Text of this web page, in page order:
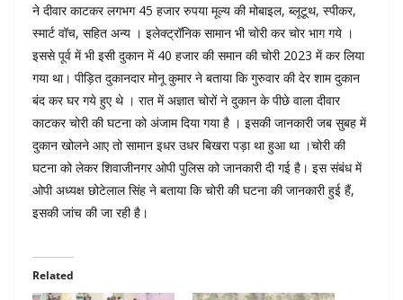
ने दीवार काटकर लगभग 45 हजार रुपया मूल्य की मोबाइल, ब्लूटूथ, स्पीकर,
स्मार्ट वॉच, सहित अन्य । इलेक्ट्रॉनिक सामान भी चोरी कर चोर भाग गये ।
इससे पूर्व में भी इसी दुकान में 40 हजार की समान की चोरी 2023 में कर लिया
गया था। पीड़ित दुकानदार मोनू कुमार ने बताया कि गुरुवार की देर शाम दुकान
बंद कर घर गये हुए थे । रात में अज्ञात चोरों ने दुकान के पीछे वाला दीवार
काटकर चोरी की घटना को अंजाम दिया गया है । इसकी जानकारी जब सुबह में
दुकान खोलने आए तो सामान इधर उधर बिखरा पड़ा था हुआ था ।चोरी की
घटना को लेकर शिवाजीनगर ओपी पुलिस को जानकारी दी गई है। इस संबंध में
ओपी अध्यक्ष छोटेलाल सिंह ने बताया कि चोरी की घटना की जानकारी हुई हैं,
इसकी जांच की जा रही है।
Related